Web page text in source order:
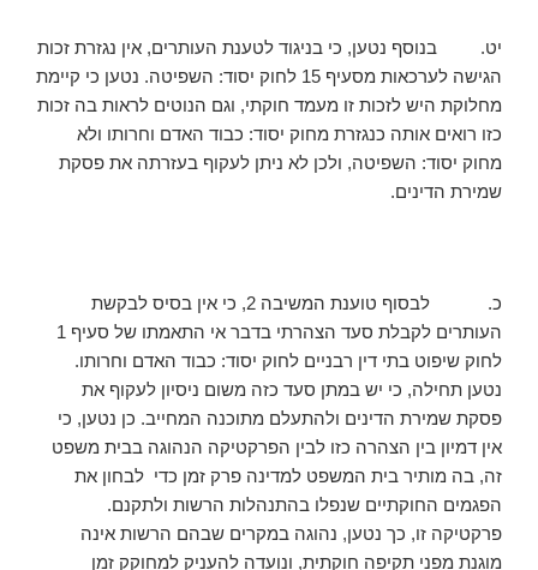
יט. בנוסף נטען, כי בניגוד לטענת העותרים, אין נגזרת זכות
הגישה לערכאות מסעיף 15 לחוק יסוד: השפיטה. נטען כי קיימת
מחלוקת היש לזכות זו מעמד חוקתי, וגם הנוטים לראות בה זכות
כזו רואים אותה כנגזרת מחוק יסוד: כבוד האדם וחרותו ולא
מחוק יסוד: השפיטה, ולכן לא ניתן לעקוף בעזרתה את פסקת
שמירת הדינים.
כ. לבסוף טוענת המשיבה 2, כי אין בסיס לבקשת
העותרים לקבלת סעד הצהרתי בדבר אי התאמתו של סעיף 1
לחוק שיפוט בתי דין רבניים לחוק יסוד: כבוד האדם וחרותו.
נטען תחילה, כי יש במתן סעד כזה משום ניסיון לעקוף את
פסקת שמירת הדינים ולהתעלם מתוכנה המחייב. כן נטען, כי
אין דמיון בין הצהרה כזו לבין הפרקטיקה הנהוגה בבית משפט
זה, בה מותיר בית המשפט למדינה פרק זמן כדי לבחון את
הפגמים החוקתיים שנפלו בהתנהלות הרשות ולתקנם.
פרקטיקה זו, כך נטען, נהוגה במקרים שבהם הרשות אינה
מוגנת מפני תקיפה חוקתית, ונועדה להעניק למחוקק זמן